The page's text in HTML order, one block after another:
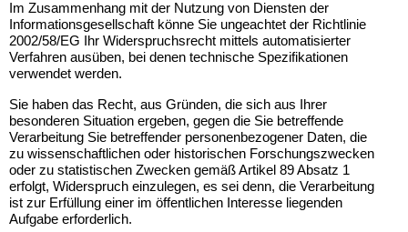
Im Zusammenhang mit der Nutzung von Diensten der
Informationsgesellschaft könne Sie ungeachtet der Richtlinie
2002/58/EG Ihr Widerspruchsrecht mittels automatisierter
Verfahren ausüben, bei denen technische Spezifikationen
verwendet werden.
Sie haben das Recht, aus Gründen, die sich aus Ihrer
besonderen Situation ergeben, gegen die Sie betreffende
Verarbeitung Sie betreffender personenbezogener Daten, die
zu wissenschaftlichen oder historischen Forschungszwecken
oder zu statistischen Zwecken gemäß Artikel 89 Absatz 1
erfolgt, Widerspruch einzulegen, es sei denn, die Verarbeitung
ist zur Erfüllung einer im öffentlichen Interesse liegenden
Aufgabe erforderlich.